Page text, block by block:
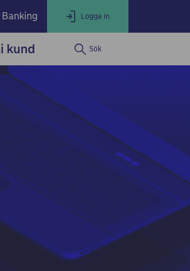
Banking Logga in
i nätbanken
Business
kund Sök